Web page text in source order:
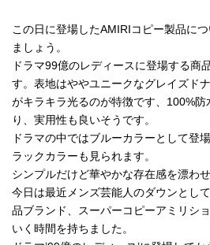
この日に登場したAMIRIコピー製品に
ましょう。
ドラマ99億のレディースに登場する商
す。表地はややユニークなグレイズド
がキラキラ光るのが特徴です、100%
り、実用性も良いそうです。
ドラマの中ではブルーカラーとして登
ラックカラーも見られます。
シンプルだけど華やかな存在感を漂わ
今日は最近メンズ芸能人のダウンとし
品ブランド、スーパーコピーアミリシ
いく時間を持ちました。